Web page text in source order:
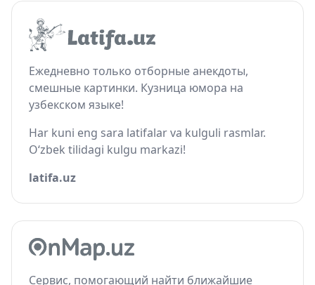
Ежедневно только отборные анекдоты,
смешные картинки. Кузница юмора на
узбекском языке!
Har kuni eng sara latifalar va kulguli rasmlar.
O‘zbek tilidagi kulgu markazi!
latifa.uz
Сервис, помогающий найти ближайшие